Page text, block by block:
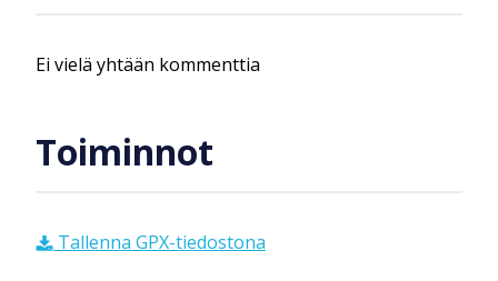
Ei vielä yhtään kommenttia
Toiminnot
Tallenna GPX-tiedostona